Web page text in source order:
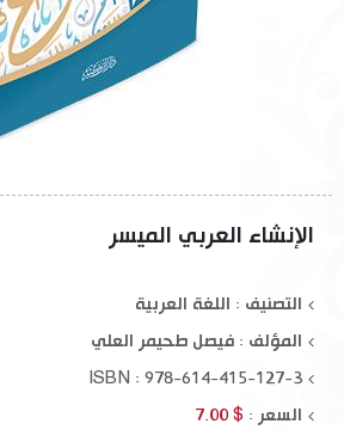
الإنشاء العربي الميسر
التصنيف : اللغة العربية
المؤلف : فيصل طحيمر العلي
ISBN : 978-614-415-127-3
السعر : $ 7.00